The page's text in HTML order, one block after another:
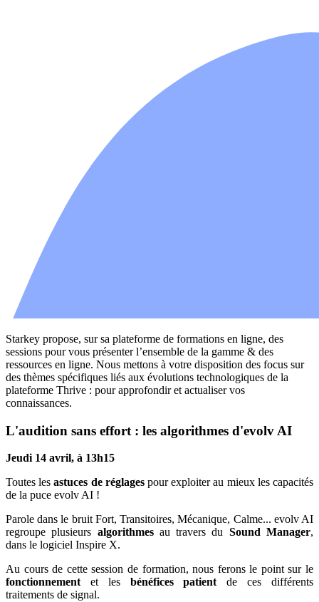
Starkey propose, sur sa plateforme de formations en ligne, des
sessions pour vous présenter l’ensemble de la gamme & des
ressources en ligne. Nous mettons à votre disposition des focus sur
des thèmes spécifiques liés aux évolutions technologiques de la
plateforme Thrive : pour approfondir et actualiser vos
connaissances.
L'audition sans effort : les algorithmes d'evolv AI
Jeudi 14 avril, à 13h15
Toutes lesastuces de réglagespour exploiter au mieux les capacités
de la puce evolv AI !
Parole dans le bruit Fort, Transitoires, Mécanique, Calme... evolv AI
regroupe plusieurs algorithmesau travers du Sound Manager,
dans le logiciel Inspire X.
Au cours de cette session de formation, nous ferons le point sur le
fonctionnement et les bénéfices patientde ces différents
traitements de signal.